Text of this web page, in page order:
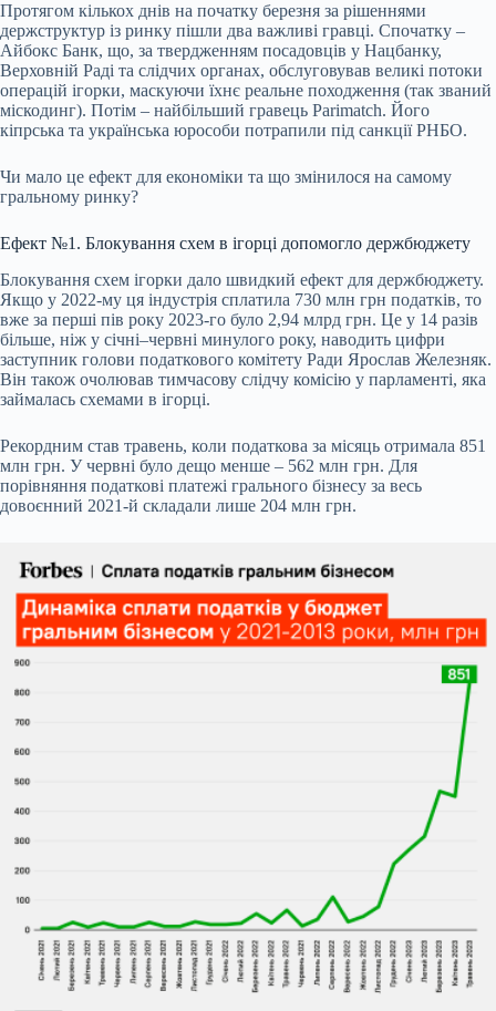
Протягом кількох днів на початку березня за рішеннями
держструктур із ринку пішли два важливі гравці. Спочатку –
Айбокс Банк, що, за твердженням посадовців у Нацбанку,
Верховній Раді та слідчих органах, обслуговував великі потоки
операцій ігорки, маскуючи їхнє реальне походження (так званий
міскодинг). Потім – найбільший гравець Parimatch. Його
кіпрська та українська юрособи потрапили під санкціїРНБО.
Чи мало це ефект для економіки та що змінилося на самому
гральному ринку?
Ефект №1. Блокування схем в ігорці допомогло держбюджету
Блокування схем ігорки дало швидкий ефект для держбюджету.
Якщо у 2022-му ця індустрія сплатила 730 млн грн податків, то
вже за перші пів року 2023-го було 2,94 млрд грн. Це у 14 разів
більше, ніж у січні–червні минулого року, наводить цифри
заступник голови податкового комітету Ради Ярослав Железняк.
Він також очолював тимчасову слідчу комісію у парламенті, яка
займалась схемами в ігорці.
Рекордним став травень, коли податкова за місяць отримала 851
млн грн. У червні було дещо менше – 562 млн грн. Для
порівняння податкові платежі грального бізнесу за весь
довоєнний 2021-й складали лише 204 млн грн.